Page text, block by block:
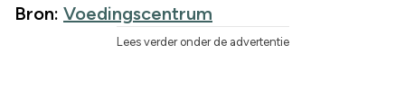
Bron: Voedingscentrum
Lees verder onder de advertentie